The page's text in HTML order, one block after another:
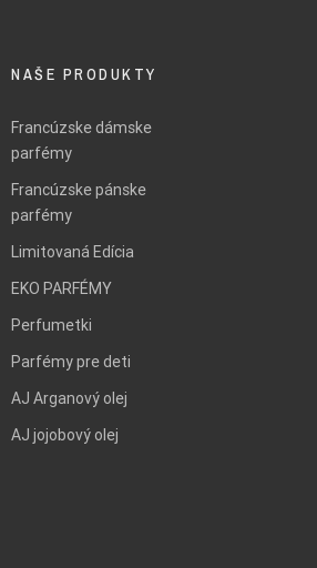
NAŠE PRODUKTY
Francúzske dámske
parfémy
Francúzske pánske
parfémy
Limitovaná Edícia
EKO PARFÉMY
Perfumetki
Parfémy pre deti
AJ Arganový olej
AJ jojobový olej